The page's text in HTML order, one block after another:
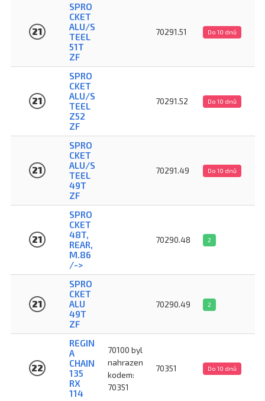
21
SPRO
CKET
ALU/S
TEEL
51T
ZF
70291.51 Do 10 dnů
21
SPRO
CKET
ALU/S
TEEL
Z52
ZF
70291.52 Do 10 dnů
21
SPRO
CKET
ALU/S
TEEL
49T
ZF
70291.49 Do 10 dnů
21
SPRO
CKET
48T,
REAR,
M.86
/->
70290.48 2
21
SPRO
CKET
ALU
49T
ZF
70290.49 2
22
REGIN
A
CHAIN
135
RX
114
70100 byl
nahrazen
kodem:
70351
70351 Do 10 dnů